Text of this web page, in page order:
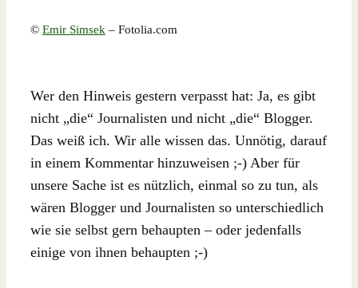
© Emir Simsek – Fotolia.com
Wer den Hinweis gestern verpasst hat: Ja, es gibt
nicht „die“ Journalisten und nicht „die“ Blogger.
Das weiß ich. Wir alle wissen das. Unnötig, darauf
in einem Kommentar hinzuweisen ;-) Aber für
unsere Sache ist es nützlich, einmal so zu tun, als
wären Blogger und Journalisten so unterschiedlich
wie sie selbst gern behaupten – oder jedenfalls
einige von ihnen behaupten ;-)